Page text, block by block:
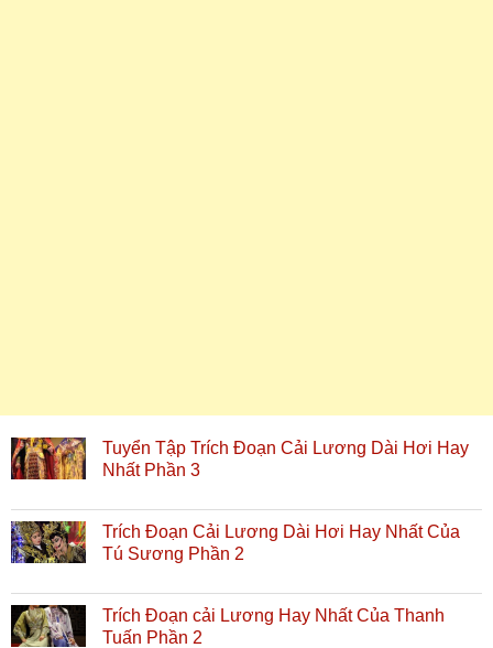
Tuyển Tập Trích Đoạn Cải Lương Dài Hơi Hay
Nhất Phần 3
Trích Đoạn Cải Lương Dài Hơi Hay Nhất Của
Tú Sương Phần 2
Trích Đoạn cải Lương Hay Nhất Của Thanh
Tuấn Phần 2